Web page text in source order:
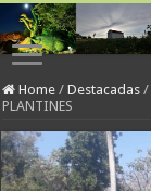
Home / Destacadas /
PLANTINES